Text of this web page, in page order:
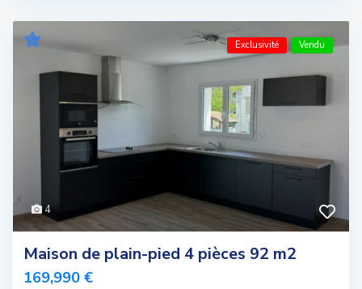
4
Exclusivité Vendu
Maison de plain-pied 4 pièces 92 m2
169,990 €